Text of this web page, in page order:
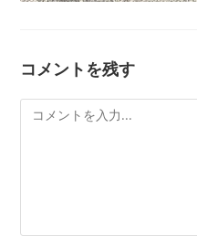
コメントを残す